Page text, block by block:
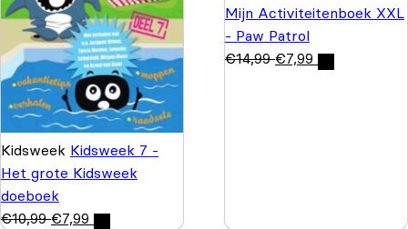
Kidsweek Kidsweek 7 -
Het grote Kidsweek
doeboek
€10,99 €7,99
Mijn Activiteitenboek XXL
- Paw Patrol
€14,99 €7,99